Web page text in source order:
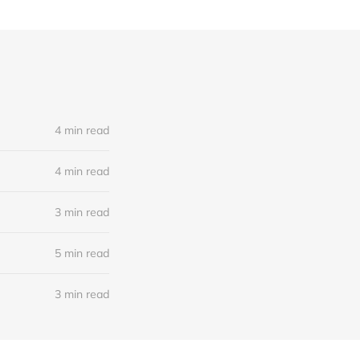
4 min read
4 min read
3 min read
5 min read
3 min read